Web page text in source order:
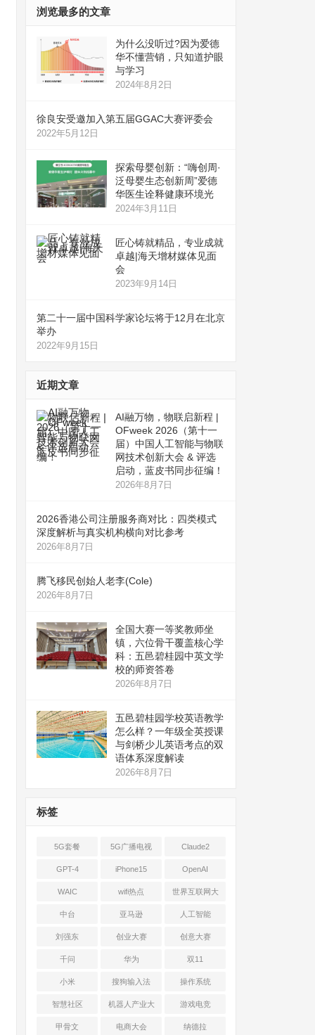
浏览最多的文章
为什么没听过?因为爱德
华不懂营销，只知道护眼
与学习
2024年8月2日
徐良安受邀加入第五届GGAC大赛评委会
2022年5月12日
探索母婴创新：“嗨创周·
泛母婴生态创新周”爱德
华医生诠释健康环境光
2024年3月11日
匠心铸就精品，专业成就
卓越|海天增材媒体见面
会
2023年9月14日
第二十一届中国科学家论坛将于12月在北京
举办
2022年9月15日
近期文章
AI融万物，物联启新程 |
OFweek 2026（第十一
届）中国人工智能与物联
网技术创新大会 & 评选
启动，蓝皮书同步征编！
2026年8月7日
2026香港公司注册服务商对比：四类模式
深度解析与真实机构横向对比参考
2026年8月7日
腾飞移民创始人老李(Cole)
2026年8月7日
全国大赛一等奖教师坐
镇，六位骨干覆盖核心学
科：五邑碧桂园中英文学
校的师资答卷
2026年8月7日
五邑碧桂园学校英语教学
怎么样？一年级全英授课
与剑桥少儿英语考点的双
语体系深度解读
2026年8月7日
标签
5G套餐 5G广播电视 Claude2
GPT-4 iPhone15 OpenAI
WAIC wifi热点 世界互联网大
会
中台 亚马逊 人工智能
刘强东 创业大赛 创意大赛
千问 华为 双11
小米 搜狗输入法 操作系统
智慧社区 机器人产业大
会
游戏电竞
甲骨文 电商大会 纳德拉